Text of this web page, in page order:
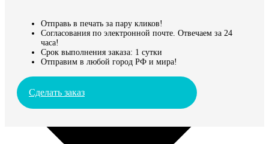
Отправь в печать за пару кликов!
Согласования по электронной почте. Отвечаем за 24
часа!
Срок выполнения заказа: 1 сутки
Отправим в любой город РФ и мира!
Сделать заказ